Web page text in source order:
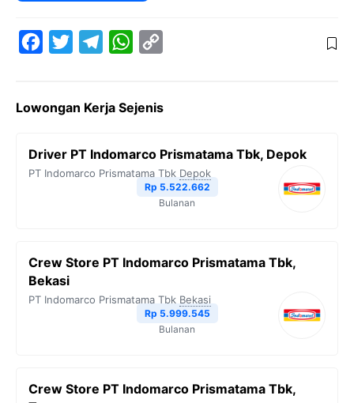
e
o
t
e
e
r
W
t
A
y
i
n
k
Lowongan Kerja Sejenis
Driver PT Indomarco Prismatama Tbk, Depok
PT Indomarco Prismatama Tbk Depok
Rp 5.522.662
Bulanan
Crew Store PT Indomarco Prismatama Tbk,
Bekasi
PT Indomarco Prismatama Tbk Bekasi
Rp 5.999.545
Bulanan
Crew Store PT Indomarco Prismatama Tbk,